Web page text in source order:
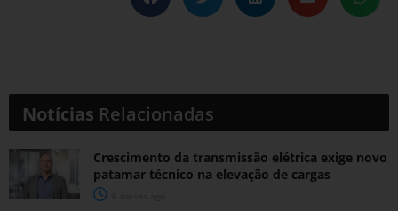
Notícias Relacionadas
Crescimento da transmissão elétrica exige novo
patamar técnico na elevação de cargas